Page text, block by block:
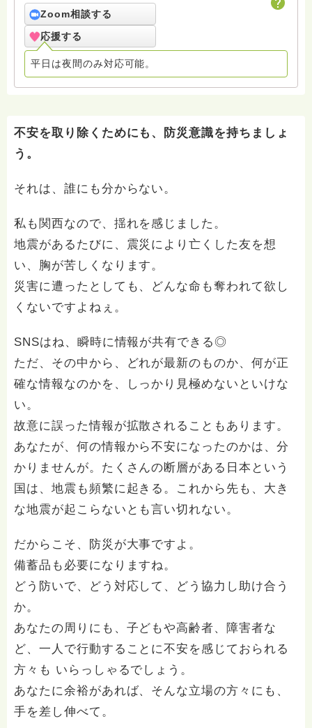
hasunoha.tenrakuin@gmail.com
Zoom相談する
応援する
平日は夜間のみ対応可能。
不安を取り除くためにも、防災意識を持ちましょ
う。
それは、誰にも分からない。
私も関西なので、揺れを感じました。
地震があるたびに、震災により亡くした友を想
い、胸が苦しくなります。
災害に遭ったとしても、どんな命も奪われて欲し
くないですよねぇ。
SNSはね、瞬時に情報が共有できる◎
ただ、その中から、どれが最新のものか、何が正
確な情報なのかを、しっかり見極めないといけな
い。
故意に誤った情報が拡散されることもあります。
あなたが、何の情報から不安になったのかは、分
かりませんが。たくさんの断層がある日本という
国は、地震も頻繁に起きる。これから先も、大き
な地震が起こらないとも言い切れない。
だからこそ、防災が大事ですよ。
備蓄品も必要になりますね。
どう防いで、どう対応して、どう協力し助け合う
か。
あなたの周りにも、子どもや高齢者、障害者な
ど、一人で行動することに不安を感じておられる
方々も いらっしゃるでしょう。
あなたに余裕があれば、そんな立場の方々にも、
手を差し伸べて。